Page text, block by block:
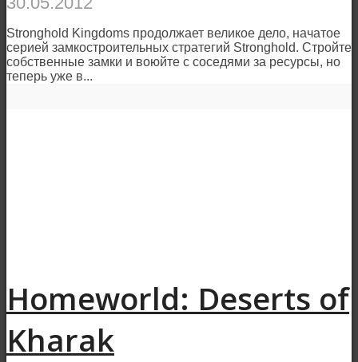
Stronghold Kingdoms продолжает великое дело, начатое
серией замкостроительных стратегий Stronghold. Стройте
собственные замки и воюйте с соседями за ресурсы, но
теперь уже в...
Homeworld: Deserts of
Kharak